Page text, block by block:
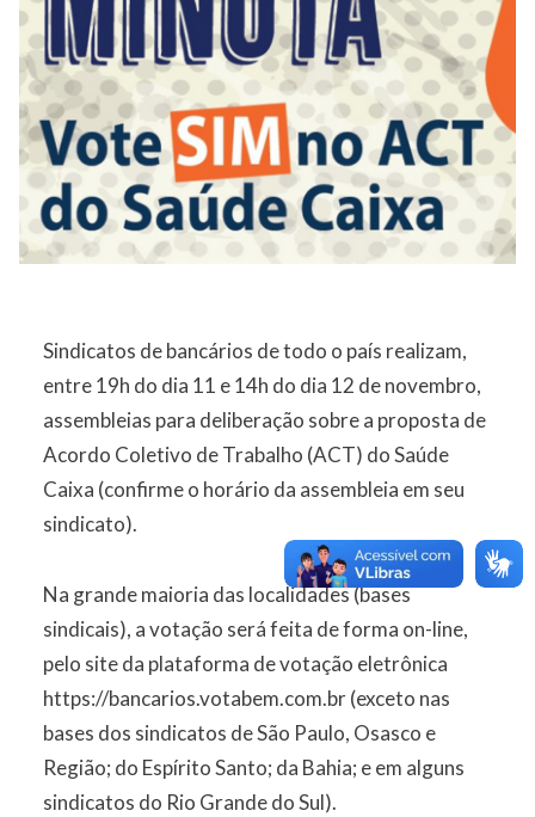
Sindicatos de bancários de todo o país realizam,
entre 19h do dia 11 e 14h do dia 12 de novembro,
assembleias para deliberação sobre a proposta de
Acordo Coletivo de Trabalho (ACT) do Saúde
Caixa (confirme o horário da assembleia em seu
sindicato).
Na grande maioria das localidades (bases
sindicais), a votação será feita de forma on-line,
pelo site da plataforma de votação eletrônica
https://bancarios.votabem.com.br(exceto nas
bases dos sindicatos de São Paulo, Osasco e
Região; do Espírito Santo; da Bahia; e em alguns
sindicatos do Rio Grande do Sul).